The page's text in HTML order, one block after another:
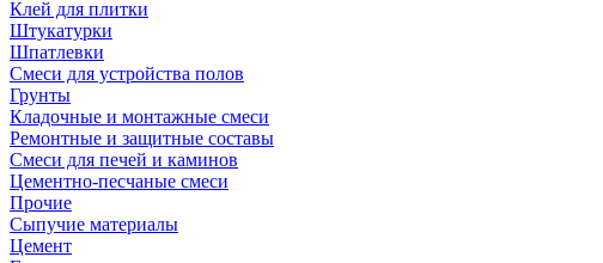
Клей для плитки
Штукатурки
Шпатлевки
Смеси для устройства полов
Грунты
Кладочные и монтажные смеси
Ремонтные и защитные составы
Смеси для печей и каминов
Цементно-песчаные смеси
Прочие
Сыпучие материалы
Цемент